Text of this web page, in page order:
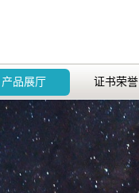
产品展厅 证书荣誉